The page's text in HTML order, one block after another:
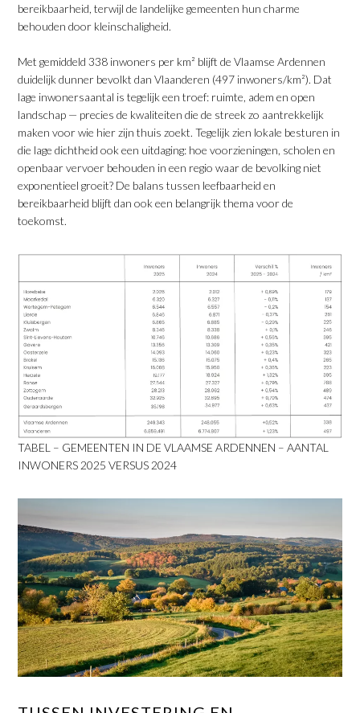
bereikbaarheid, terwijl de landelijke gemeenten hun charme
behouden door kleinschaligheid.
Met gemiddeld 338 inwoners per km² blijft de Vlaamse Ardennen
duidelijk dunner bevolkt dan Vlaanderen (497 inwoners/km²). Dat
lage inwonersaantal is tegelijk een troef: ruimte, adem en open
landschap — precies de kwaliteiten die de streek zo aantrekkelijk
maken voor wie hier zijn thuis zoekt. Tegelijk zien lokale besturen in
die lage dichtheid ook een uitdaging: hoe voorzieningen, scholen en
openbaar vervoer behouden in een regio waar de bevolking niet
exponentieel groeit? De balans tussen leefbaarheid en
bereikbaarheid blijft dan ook een belangrijk thema voor de
toekomst.
TABEL – GEMEENTEN IN DE VLAAMSE ARDENNEN – AANTAL
INWONERS 2025 VERSUS 2024